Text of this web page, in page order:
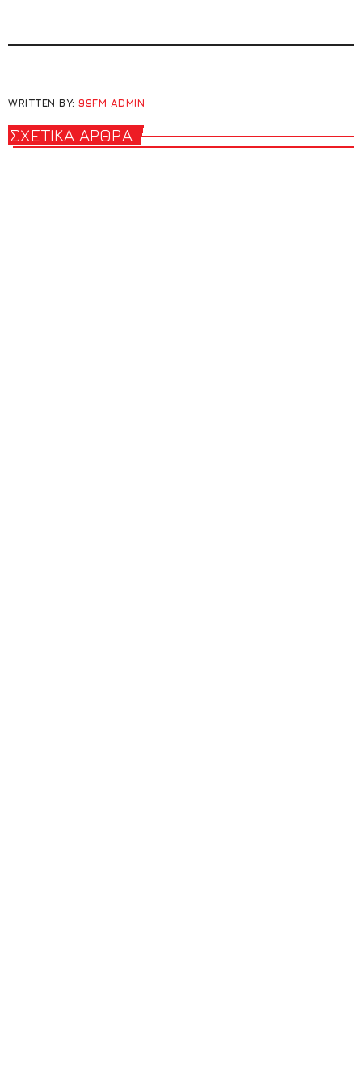
WRITTEN BY:99FM ADMIN
ΣΧΕΤΙΚΆ ΆΡΘΡΑ